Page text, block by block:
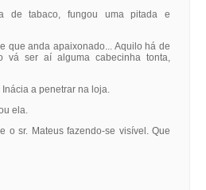
de tabaco, fungou uma pitada e
que anda apaixonado... Aquilo há de
vá ser aí alguma cabecinha tonta,
Inácia a penetrar na loja.
ela.
o sr. Mateus fazendo-se visível. Que